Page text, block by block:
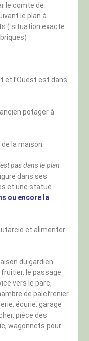
le comte de
le plan à
( situation exacte
et l’Ouest est dans
potager à
la maison.
pas dans le plan
dans ses
et une statue
ou encore la
et alimenter
du gardien
fruitier, le passage
vers le parc,
de palefrenier
écurie, garage
pièce des
wagonnets pour